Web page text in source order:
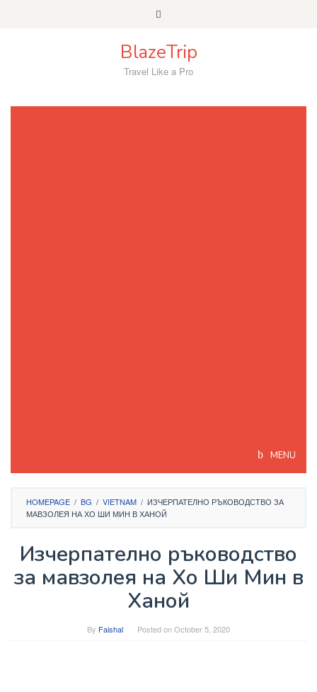
BlazeTrip
Travel Like a Pro
MENU
HOMEPAGE / BG / VIETNAM / ИЗЧЕРПАТЕЛНО РЪКОВОДСТВО ЗА
МАВЗОЛЕЯ НА ХО ШИ МИН В ХАНОЙ
Изчерпателно ръководство
за мавзолея на Хо Ши Мин в
Ханой
By Faishal Posted onOctober 5, 2020